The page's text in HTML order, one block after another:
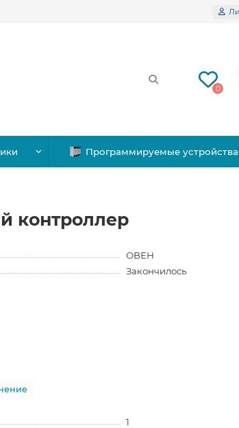
0
Программируемые устройства
контроллер
ОВЕН
Закончилось
1